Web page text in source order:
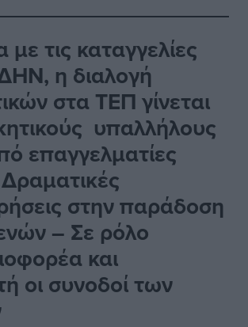
τις καταγγελίες
η διαλογή
στα ΤΕΠ γίνεται
υπαλλήλους
επαγγελματίες
στην παράδοση
– Σε ρόλο
και
οι συνοδοί των